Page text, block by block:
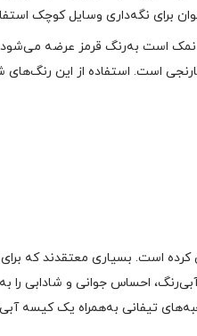
برای نگه‌داری وسایل کوچک
است به‌رنگ قرمز عرضه
است. استفاده از این
است. بسیاری معتقدند که برای
احساس جوانی و شادابی را
تیفانی به‌همراه یک کیسه